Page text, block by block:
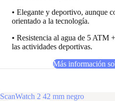
• Elegante y deportivo, aunque
orientado a la tecnología.
• Resistencia al agua de 5 ATM
las actividades deportivas.
Más información
ScanWatch 2 42 mm negro